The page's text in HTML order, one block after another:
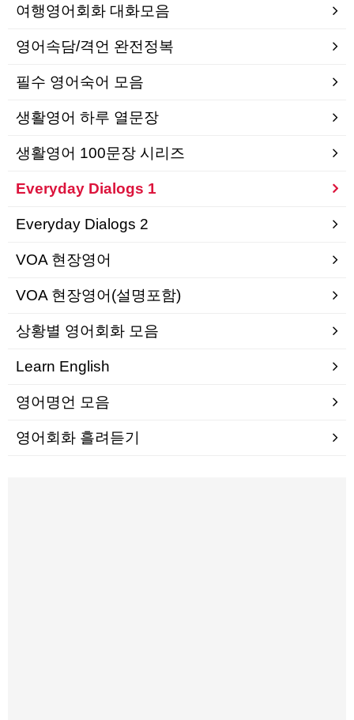
여행영어회화 대화모음
영어속담/격언 완전정복
필수 영어숙어 모음
생활영어 하루 열문장
생활영어 100문장 시리즈
Everyday Dialogs 1
Everyday Dialogs 2
VOA 현장영어
VOA 현장영어(설명포함)
상황별 영어회화 모음
Learn English
영어명언 모음
영어회화 흘려듣기